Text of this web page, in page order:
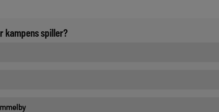
kampens spiller?